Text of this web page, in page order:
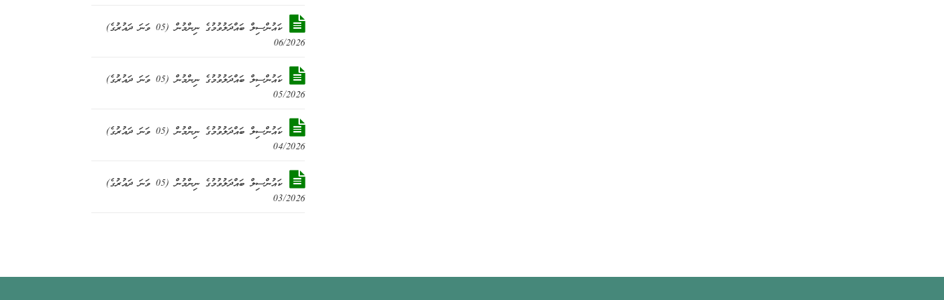
ކައުންސިލް ބައްދަލުވުމުގެ ނިންމުން (05 ވަނަ ދައުރުގެ)
06/2026
ކައުންސިލް ބައްދަލުވުމުގެ ނިންމުން (05 ވަނަ ދައުރުގެ)
05/2026
ކައުންސިލް ބައްދަލުވުމުގެ ނިންމުން (05 ވަނަ ދައުރުގެ)
04/2026
ކައުންސިލް ބައްދަލުވުމުގެ ނިންމުން (05 ވަނަ ދައުރުގެ)
03/2026